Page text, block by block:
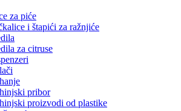
za piće
i štapići za ražnjiće
za citruse
pribor
proizvodi od plastike